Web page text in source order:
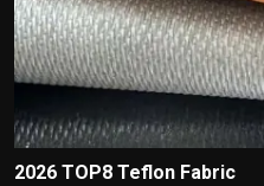
2026 TOP8 Teflon Fabric